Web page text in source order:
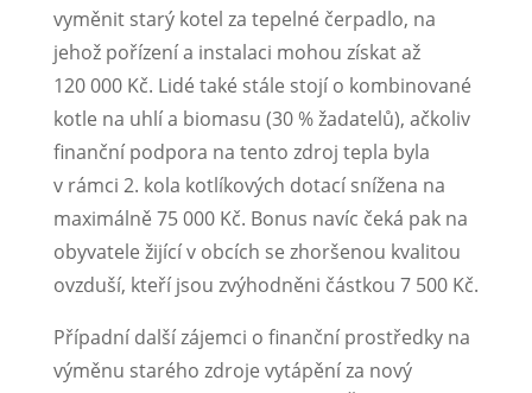
vyměnit starý kotel za tepelné čerpadlo, na
jehož pořízení a instalaci mohou získat až
120 000 Kč. Lidé také stále stojí o kombinované
kotle na uhlí a biomasu (30 % žadatelů), ačkoliv
finanční podpora na tento zdroj tepla byla
v rámci 2. kola kotlíkových dotací snížena na
maximálně 75 000 Kč. Bonus navíc čeká pak na
obyvatele žijící v obcích se zhoršenou kvalitou
ovzduší, kteří jsou zvýhodněni částkou 7 500 Kč.
Případní další zájemci o finanční prostředky na
výměnu starého zdroje vytápění za nový